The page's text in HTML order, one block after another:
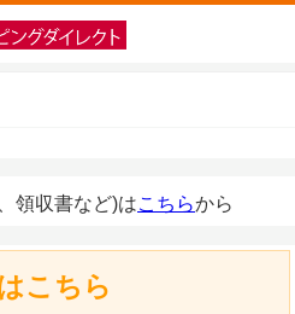
領収書など)はこちらから
こちら